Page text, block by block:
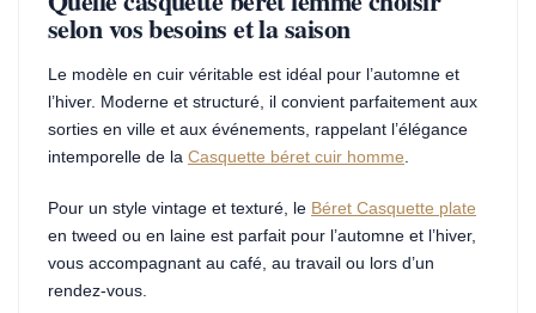
selon vos besoins et la saison
Le modèle en cuir véritable est idéal pour l’automne et
l’hiver. Moderne et structuré, il convient parfaitement aux
sorties en ville et aux événements, rappelant l’élégance
intemporelle de la Casquette béret cuir homme.
Pour un style vintage et texturé, le Béret Casquette plate
en tweed ou en laine est parfait pour l’automne et l’hiver,
vous accompagnant au café, au travail ou lors d’un
rendez-vous.